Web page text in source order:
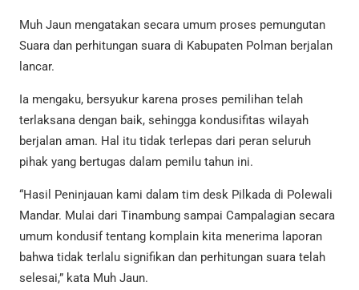
Muh Jaun mengatakan secara umum proses pemungutan
Suara dan perhitungan suara di Kabupaten Polman berjalan
lancar.
Ia mengaku, bersyukur karena proses pemilihan telah
terlaksana dengan baik, sehingga kondusifitas wilayah
berjalan aman. Hal itu tidak terlepas dari peran seluruh
pihak yang bertugas dalam pemilu tahun ini.
“Hasil Peninjauan kami dalam tim desk Pilkada di Polewali
Mandar. Mulai dari Tinambung sampai Campalagian secara
umum kondusif tentang komplain kita menerima laporan
bahwa tidak terlalu signifikan dan perhitungan suara telah
selesai,” kata Muh Jaun.